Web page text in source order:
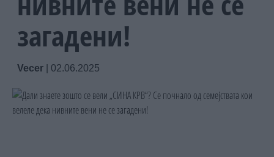
загадени!
Vecer 02.06.2025